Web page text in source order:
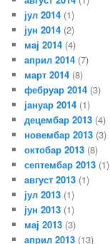
јул 2014 (1)
јун 2014 (2)
мај 2014 (4)
април 2014 (7)
март 2014 (8)
фебруар 2014 (3)
јануар 2014 (1)
децембар 2013 (4)
новембар 2013 (3)
октобар 2013 (8)
септембар 2013 (1)
август 2013 (1)
јул 2013 (1)
јун 2013 (1)
мај 2013 (3)
април 2013 (13)